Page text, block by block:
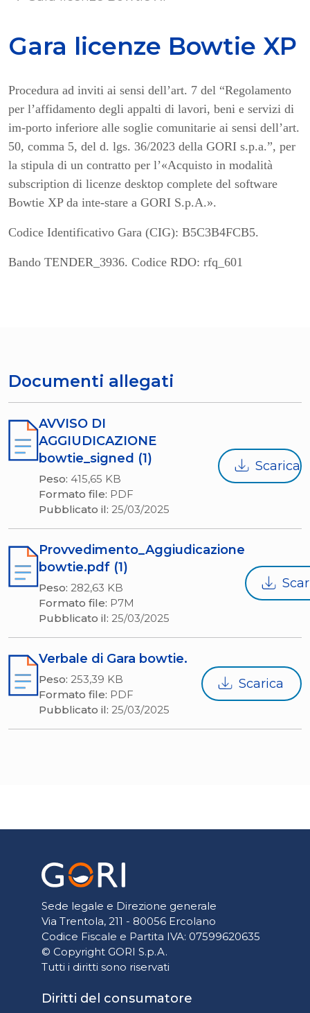
Gara licenze Bowtie XP
Procedura ad inviti ai sensi dell’art. 7 del “Regolamento
per l’affidamento degli appalti di lavori, beni e servizi di
im-porto inferiore alle soglie comunitarie ai sensi dell’art.
50, comma 5, del d. lgs. 36/2023 della GORI s.p.a.”, per
la stipula di un contratto per l’«Acquisto in modalità
subscription di licenze desktop complete del software
Bowtie XP da inte-stare a GORI S.p.A.».
Codice Identificativo Gara (CIG): B5C3B4FCB5.
Bando TENDER_3936. Codice RDO: rfq_601
Documenti allegati
AVVISO DI
AGGIUDICAZIONE
bowtie_signed (1)
Peso: 415,65 KB
Formato file: PDF
Pubblicato il: 25/03/2025
Scarica
Provvedimento_Aggiudicazione
bowtie.pdf (1)
Peso: 282,63 KB
Formato file: P7M
Pubblicato il: 25/03/2025
Verbale di Gara bowtie.
Peso: 253,39 KB
Formato file: PDF
Pubblicato il: 25/03/2025
Scarica
Sede legale e Direzione generale
Via Trentola, 211 - 80056 Ercolano
Codice Fiscale e Partita IVA: 07599620635
© Copyright GORI S.p.A.
Tutti i diritti sono riservati
Diritti del consumatore